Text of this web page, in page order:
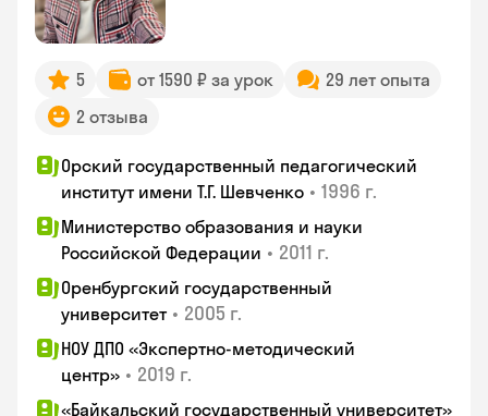
5 от 1590 ₽ за урок
29 лет опыта
2 отзыва
Орский государственный педагогический
институт имени Т.Г. Шевченко • 1996 г.
Министерство образования и науки
Российской Федерации • 2011 г.
Оренбургский государственный
университет • 2005 г.
НОУ ДПО «Экспертно-методический
центр» • 2019 г.
«Байкальский государственный университет»